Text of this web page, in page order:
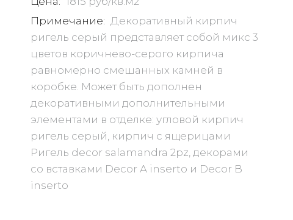
Примечание: Декоративный кирпич
ригель серый представляет собой микс 3
цветов коричнево-серого кирпича
равномерно смешанных камней в
коробке. Может быть дополнен
декоративными дополнительными
элементами в отделке: угловой кирпич
ригель серый, кирпич с ящерицами
Ригель decor salamandra 2pz, декорами
со вставками Decor A inserto и Decor B
inserto